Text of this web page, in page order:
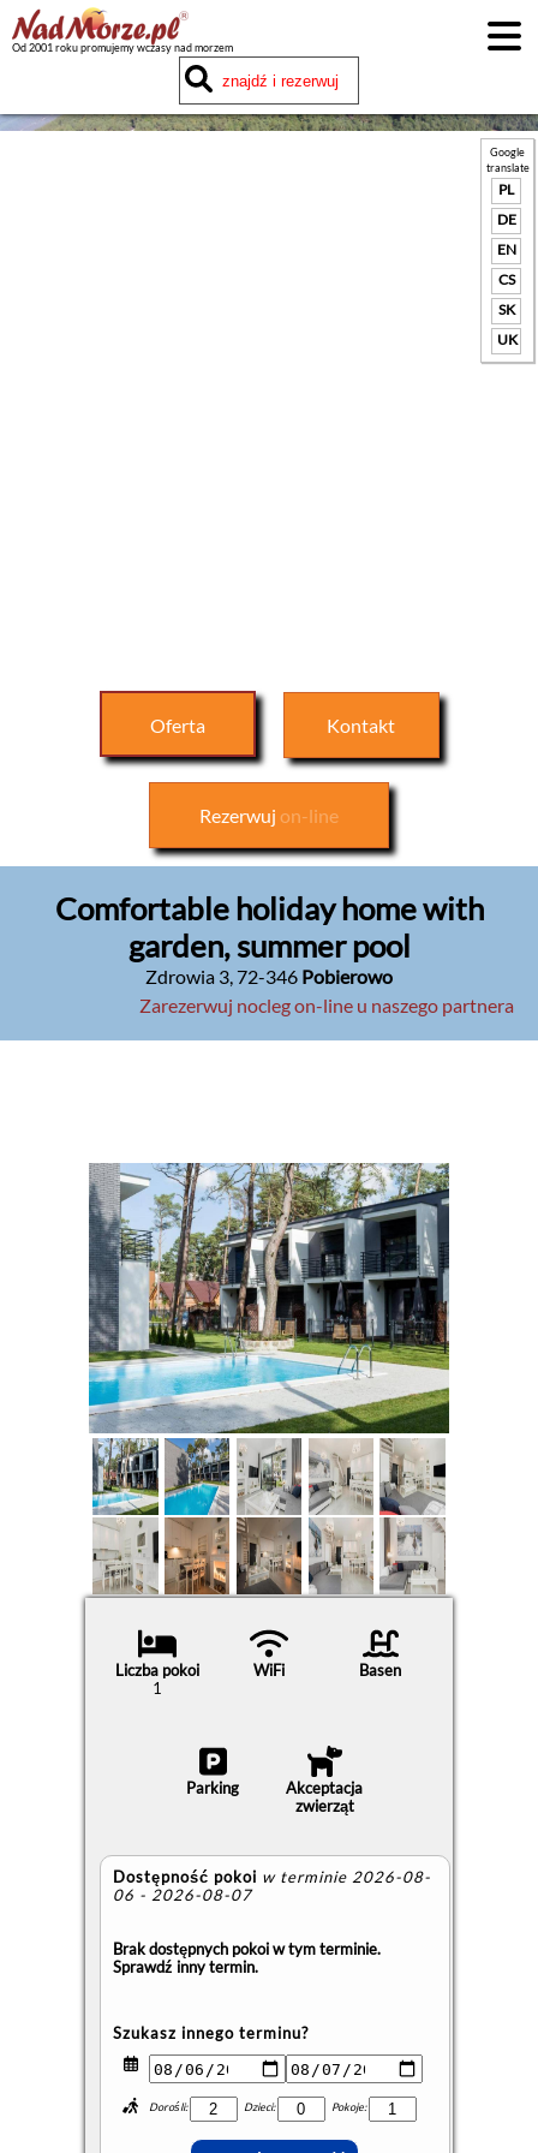
Od 2001 roku promujemy wczasy nad morzem
Google
translate
PL
DE
EN
CS
SK
UK
Oferta Kontakt
Rezerwuj on-line
Comfortable holiday home with
garden, summer pool
Zdrowia 3,72-346 Pobierowo
Zarezerwuj nocleg on-line u naszego partnera
Liczba pokoi
1
WiFi Basen
Parking
Akceptacja
zwierząt
Dostępność pokoi w terminie 2026-08-
06 - 2026-08-07
Brak dostępnych pokoi w tym terminie.
Sprawdź inny termin.
Szukasz innego terminu?
Dorośli: Dzieci: Pokoje: